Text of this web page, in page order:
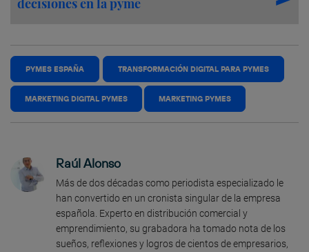
decisiones en la pyme
PYMES ESPAÑA TRANSFORMACIÓN DIGITAL PARA PYMES
MARKETING DIGITAL PYMES MARKETING PYMES
Raúl Alonso
Más de dos décadas como periodista especializado le
han convertido en un cronista singular de la empresa
española. Experto en distribución comercial y
emprendimiento, su grabadora ha tomado nota de los
sueños, reflexiones y logros de cientos de empresarios,